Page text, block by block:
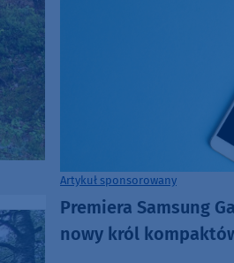
Artykuł sponsorowany
Premiera Samsung
nowy król